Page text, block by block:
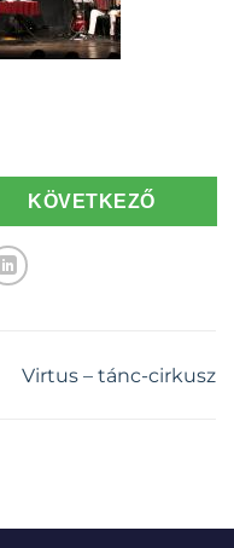
KÖVETKEZŐ
Virtus – tánc-cirkusz